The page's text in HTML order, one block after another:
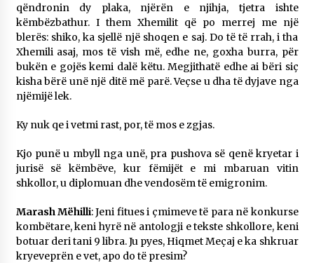
qëndronin dy plaka, njërën e njihja, tjetra ishte
këmbëzbathur. I them Xhemilit që po merrej me një
blerës: shiko, ka sjellë një shoqen e saj. Do të të rrah, i tha
Xhemili asaj, mos të vish më, edhe ne, goxha burra, për
bukën e gojës kemi dalë këtu. Megjithatë edhe ai bëri siç
kisha bërë unë një ditë më parë. Veçse u dha të dyjave nga
njëmijë lek.
Ky nuk qe i vetmi rast, por, të mos e zgjas.
Kjo punë u mbyll nga unë, pra pushova së qenë kryetar i
jurisë së këmbëve, kur fëmijët e mi mbaruan vitin
shkollor, u diplomuan dhe vendosëm të emigronim.
Marash Mëhilli: Jeni fitues i çmimeve të para në konkurse
kombëtare, keni hyrë në antologji e tekste shkollore, keni
botuar deri tani 9 libra. Ju pyes, Hiqmet Meçaj e ka shkruar
kryeveprën e vet, apo do të presim?